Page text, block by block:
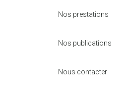
Nos prestations
Nos publications
Nous contacter